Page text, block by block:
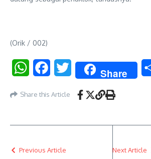
(Orik / 002)
WhatsAppFacebookTwitter Share
Share this Article
Previous Article Next Article